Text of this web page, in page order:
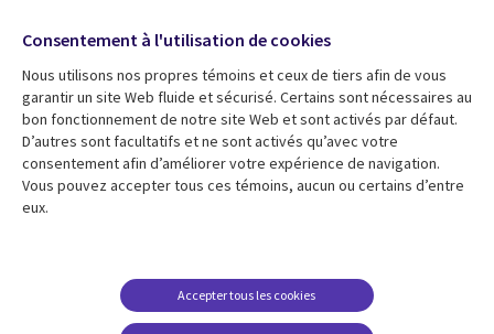
Fusions
Salle de presse
Ressources
Articles
Études de cas
Support
Restrictions et
conditions juridiques
Suivez-nous
Social
Media
Global
FR
Consentement à l'utilisation de cookies
Nous utilisons nos propres témoins et ceux de tiers afin de vous
garantir un site Web fluide et sécurisé. Certains sont nécessaires au
bon fonctionnement de notre site Web et sont activés par défaut.
D’autres sont facultatifs et ne sont activés qu’avec votre
consentement afin d’améliorer votre expérience de navigation.
Vous pouvez accepter tous ces témoins, aucun ou certains d’entre
eux.
Accepter tous les cookies